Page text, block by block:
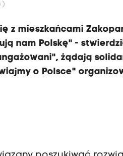
)
z mieszkańcami
nam Polskę" -
żądają
o Polsce"